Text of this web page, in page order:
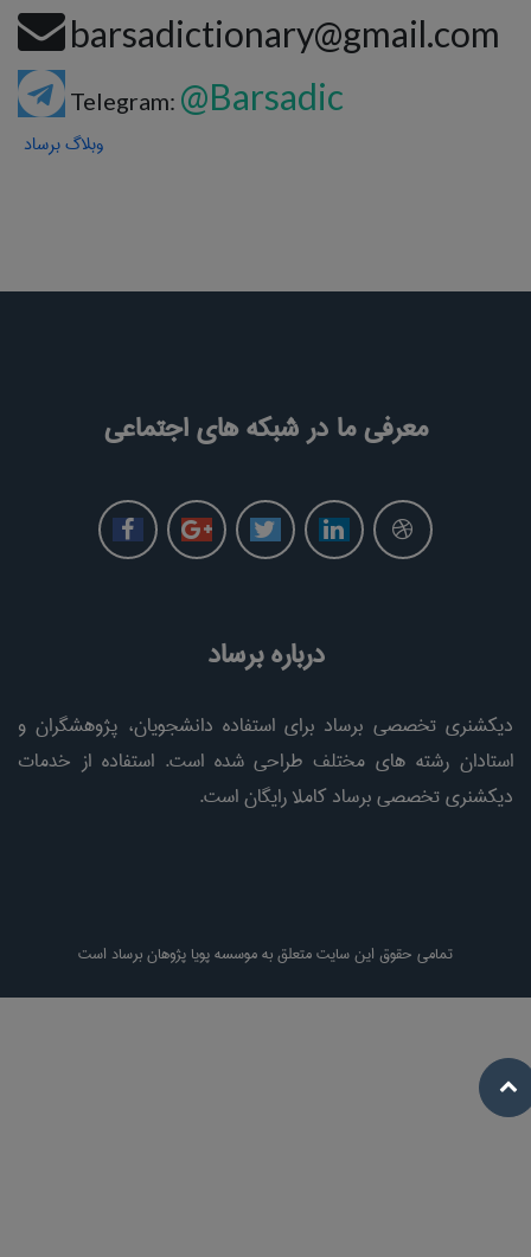
barsadictionary@gmail.com
Telegram: @Barsadic
وبلاگ برساد
معرفی ما در شبکه های اجتماعی
درباره برساد
دیکشنری تخصصی برساد برای استفاده دانشجویان، پژوهشگران و
استادان رشته های مختلف طراحی شده است. استفاده از خدمات
دیکشنری تخصصی برساد کاملا رایگان است.
تمامی حقوق این سایت متعلق به موسسه پویا پژوهان برساد است